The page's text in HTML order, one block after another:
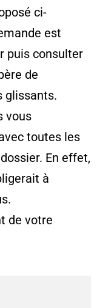
ci-
est
puis consulter
de
glissants.
vous
toutes les
En effet,
à
de votre